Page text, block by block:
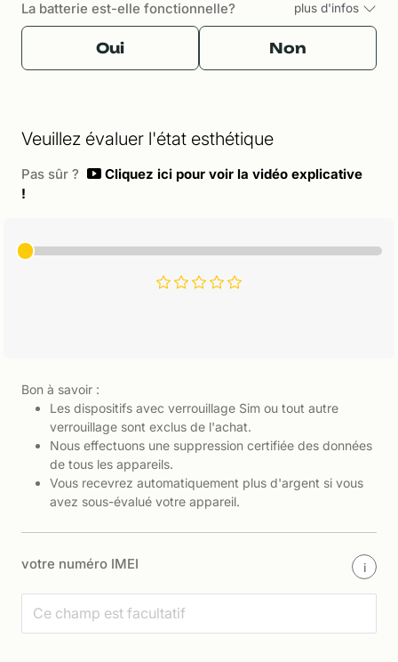
La batterie est-elle fonctionnelle? plus d'infos
Oui Non
Veuillez évaluer l'état esthétique
Pas sûr ?
Cliquez ici pour voir la vidéo explicative
!
Bon à savoir :
Les dispositifs avec verrouillage Sim ou tout autre
verrouillage sont exclus de l'achat.
Nous effectuons une suppression certifiée des données
de tous les appareils.
Vous recevrez automatiquement plus d'argent si vous
avez sous-évalué votre appareil.
votre numéro IMEI i